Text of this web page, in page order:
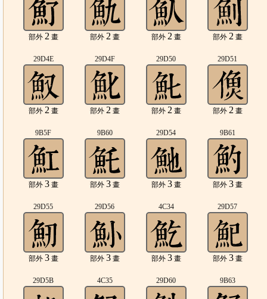
部外 2 畫 部外 2 畫 部外 2 畫 部外 2 畫
29D4E
部外 2 畫
29D4F
部外 2 畫
29D50
部外 2 畫
29D51
部外 2 畫
9B5F
部外 3畫
9B60
部外 3畫
29D54
部外 3畫
9B61
部外 3畫
29D55
部外 3畫
29D56
部外 3畫
4C34
部外 3畫
29D57
部外 3畫
29D5B 4C35 29D60 9B63